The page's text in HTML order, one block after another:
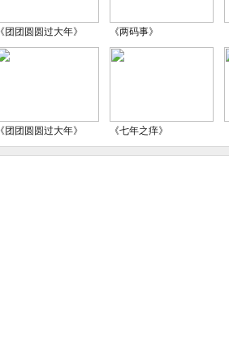
《团团圆圆过大年》 《两码事》
《团团圆圆过大年》 《七年之痒》